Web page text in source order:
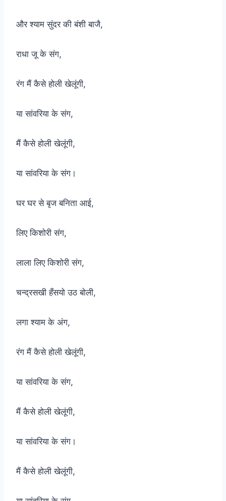
और श्याम सुंदर की बंशी बाजै,
राधा जू के संग,
रंग मैं कैसे होली खेलूंगी,
या सांवरिया के संग,
मैं कैसे होली खेलूंगी,
या सांवरिया के संग।
घर घर से बृज बनिता आई,
लिए किशोरी संग,
लाला लिए किशोरी संग,
चन्द्रसखी हँसयो उठ बोली,
लगा श्याम के अंग,
रंग मैं कैसे होली खेलूंगी,
या सांवरिया के संग,
मैं कैसे होली खेलूंगी,
या सांवरिया के संग।
मैं कैसे होली खेलूंगी,